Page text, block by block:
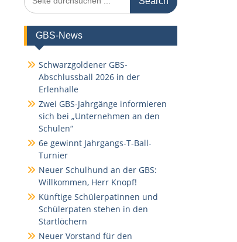
for:
GBS-News
Schwarzgoldener GBS-
Abschlussball 2026 in der
Erlenhalle
Zwei GBS-Jahrgänge informieren
sich bei „Unternehmen an den
Schulen“
6e gewinnt Jahrgangs-T-Ball-
Turnier
Neuer Schulhund an der GBS:
Willkommen, Herr Knopf!
Künftige Schülerpatinnen und
Schülerpaten stehen in den
Startlöchern
Neuer Vorstand für den